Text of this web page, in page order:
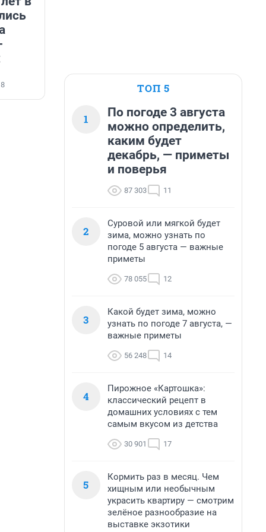
ТОП 5
1
По погоде 3 августа
можно определить,
каким будет
декабрь, — приметы
и поверья
87 303 11
2
Суровой или мягкой будет
зима, можно узнать по
погоде 5 августа — важные
приметы
78 055 12
3
Какой будет зима, можно
узнать по погоде 7 августа, —
важные приметы
56 248 14
4
Пирожное «Картошка»:
классический рецепт в
домашних условиях с тем
самым вкусом из детства
30 901 17
5
Кормить раз в месяц. Чем
хищным или необычным
украсить квартиру — смотрим
зелёное разнообразие на
выставке экзотики